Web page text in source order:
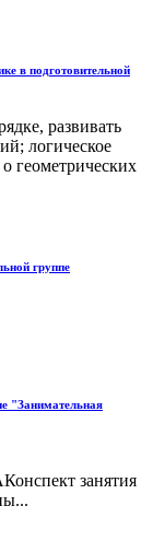
в подготовительной
развивать
логическое
геометрических
группе
"Занимательная
занятия